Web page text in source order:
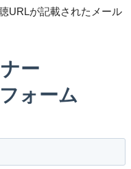
URLが記載されたメール